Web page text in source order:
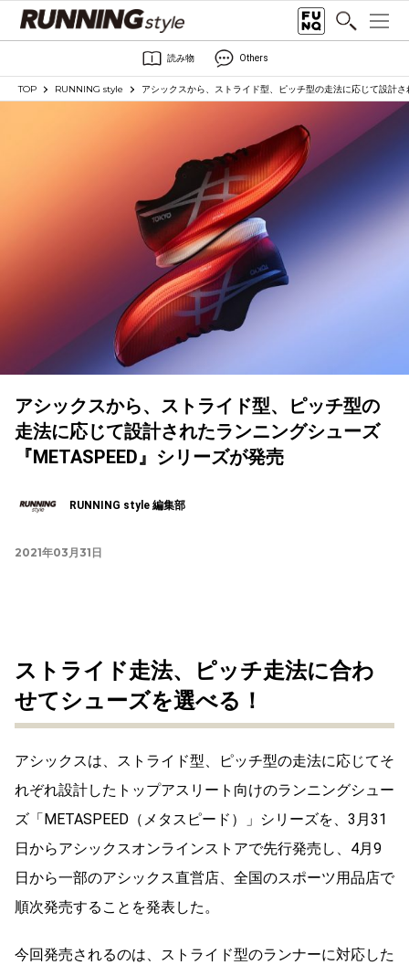
読み物 Others
TOP RUNNING style アシックスから、ストライド型、ピッチ型の走法に応じて設計
アシックスから、ストライド型、ピッチ型の
走法に応じて設計されたランニングシューズ
『METASPEED』シリーズが発売
RUNNING style 編集部
2021年03月31日
ストライド走法、ピッチ走法に合わ
せてシューズを選べる！
アシックスは、ストライド型、ピッチ型の走法に応じてそ
れぞれ設計したトップアスリート向けのランニングシュー
ズ「METASPEED（メタスピード）」シリーズを、3月31
日からアシックスオンラインストアで先行発売し、4月9
日から一部のアシックス直営店、全国のスポーツ用品店で
順次発売することを発表した。
今回発売されるのは、ストライド型のランナーに対応した